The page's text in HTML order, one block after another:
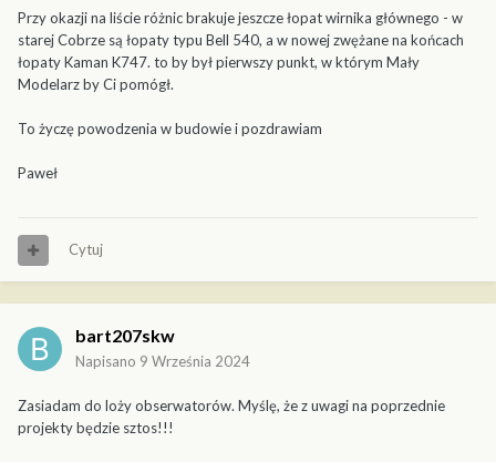
Przy okazji na liście różnic brakuje jeszcze łopat wirnika głównego - w
starej Cobrze są łopaty typu Bell 540, a w nowej zwężane na końcach
łopaty Kaman K747. to by był pierwszy punkt, w którym Mały
Modelarz by Ci pomógł.
To życzę powodzenia w budowie i pozdrawiam
Paweł
Cytuj
bart207skw
Napisano 9 Września 2024
Zasiadam do loży obserwatorów. Myślę, że z uwagi na poprzednie
projekty będzie sztos!!!